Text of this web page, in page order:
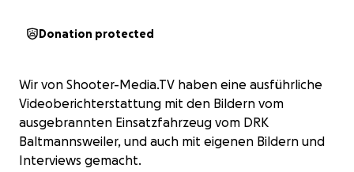
Donation protected
Wir von Shooter-Media.TV haben eine ausführliche
Videoberichterstattung mit den Bildern vom
ausgebrannten Einsatzfahrzeug vom DRK
Baltmannsweiler, und auch mit eigenen Bildern und
Interviews gemacht.